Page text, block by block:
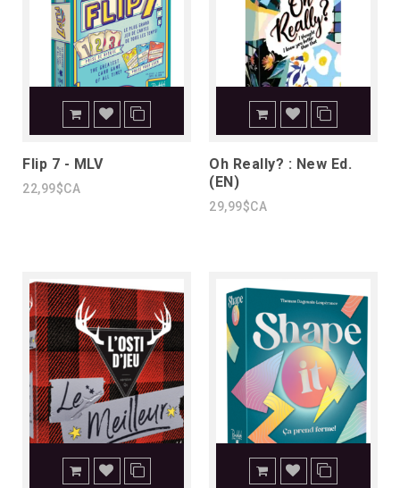
Flip 7 - MLV
22,99$CA
Oh Really? : New Ed.
(EN)
29,99$CA